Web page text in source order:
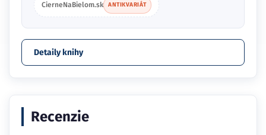
CierneNaBielom.sk ANTIKVARIÁT
Detaily knihy
Recenzie